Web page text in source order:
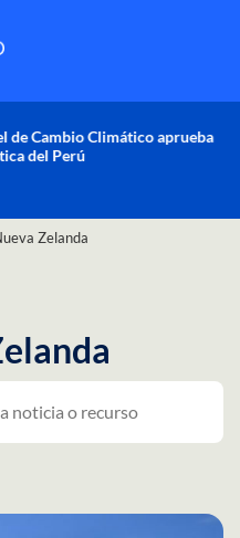
de Cambio Climático aprueba
del Perú
Zelanda